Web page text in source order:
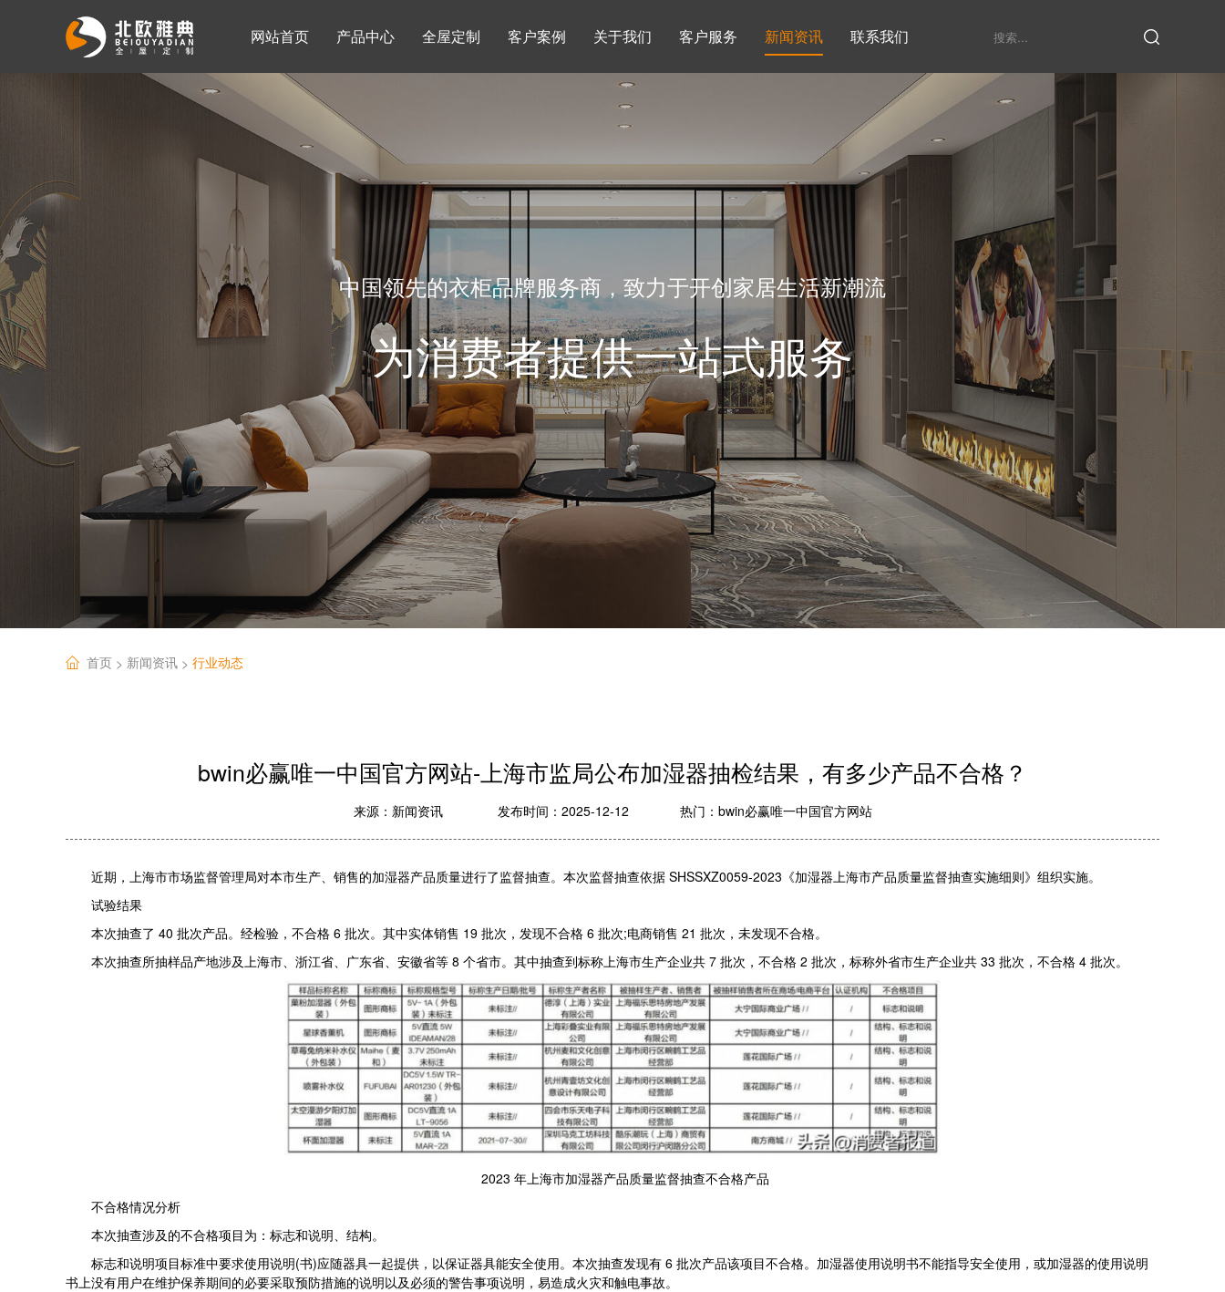
网站首页 产品中心
衣帽间
全屋定制 客户案例
书柜系列 酒柜系列 鞋柜系列 衣柜系列
关于我们
发展历程
客户服务 新闻资讯
家具定制厂家
联系我们
中国领先的衣柜品牌服务商，致力于开创家居生活新潮流
为消费者提供一站式服务
首页 > 新闻资讯 > 行业动态
bwin必赢唯一中国官方网站-上海市监局公布加湿器抽检结果，有多少产品不合格？
来源： 新闻资讯 发布时间：2025-12-12 热门： bwin必赢唯一中国官方网站
近期，上海市市场监督管理局对本市生产、销售的加湿器产品质量进行了监督抽查。本次监督抽查依据 SHSSXZ0059-2023《加湿器上海市产品质量监督抽查实施细则》组织实施。
试验结果
本次抽查了 40 批次产品。经检验，不合格 6 批次。其中实体销售 19 批次，发现不合格 6 批次;电商销售 21 批次，未发现不合格。
本次抽查所抽样品产地涉及上海市、浙江省、广东省、安徽省等 8 个省市。其中抽查到标称上海市生产企业共 7 批次，不合格 2 批次，标称外省市生产企业共 33 批次，不合格 4 批次。
2023 年上海市加湿器产品质量监督抽查不合格产品
不合格情况分析
本次抽查涉及的不合格项目为：标志和说明、结构。
标志和说明项目标准中要求使用说明(书)应随器具一起提供，以保证器具能安全使用。本次抽查发现有 6 批次产品该项目不合格。加湿器使用说明书不能指导安全使用，或加湿器的使用说明
书上没有用户在维护保养期间的必要采取预防措施的说明以及必须的警告事项说明，易造成火灾和触电事故。